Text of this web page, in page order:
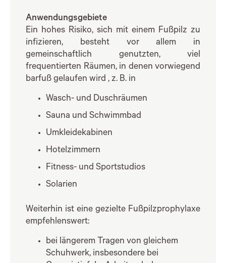
Anwendungsgebiete
Ein hohes Risiko, sich mit einem Fußpilz zu
infizieren, besteht vor allem in
gemeinschaftlich genutzten, viel
frequentierten Räumen, in denen vorwiegend
barfuß gelaufen wird , z. B. in
Wasch- und Duschräumen
Sauna und Schwimmbad
Umkleidekabinen
Hotelzimmern
Fitness- und Sportstudios
Solarien
Weiterhin ist eine gezielte Fußpilzprophylaxe
empfehlenswert:
bei längerem Tragen von gleichem
Schuhwerk, insbesondere bei